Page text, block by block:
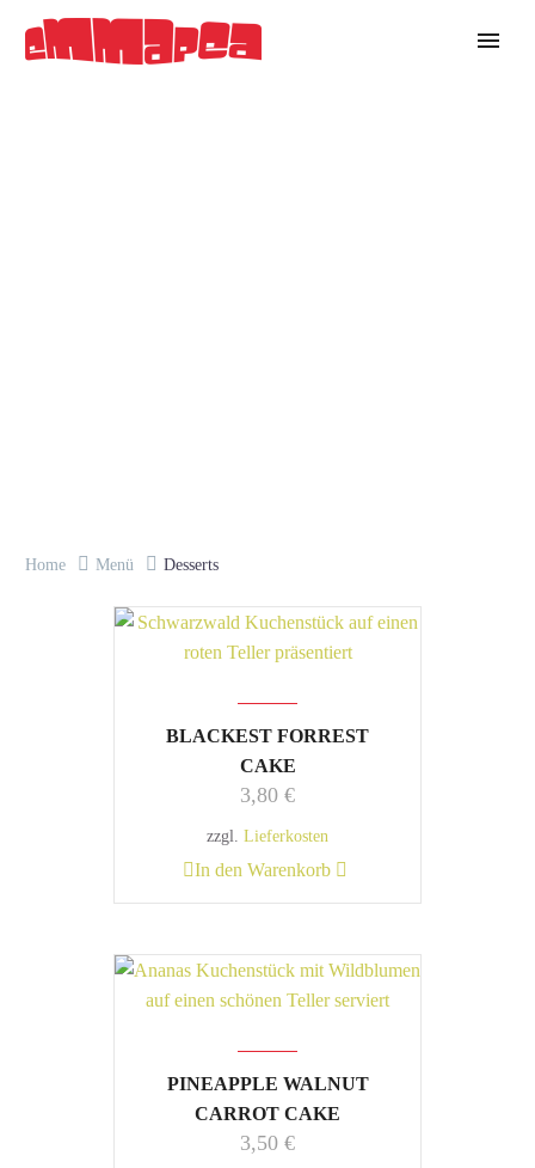
Home Menü Desserts
BLACKEST FORREST
CAKE
3,80 €
zzgl. Lieferkosten
In den Warenkorb
PINEAPPLE WALNUT
CARROT CAKE
3,50 €